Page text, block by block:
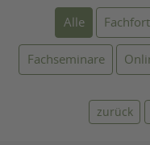
Alle
Fachseminare
zurück